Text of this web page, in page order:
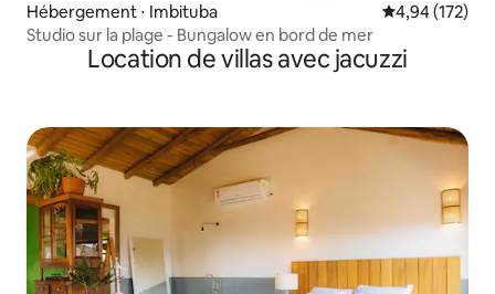
Hébergement ⋅ Imbituba Évaluation
4,94 (172)
Studio sur la plage - Bungalow en bord de mer
Location de villas avec jacuzzi